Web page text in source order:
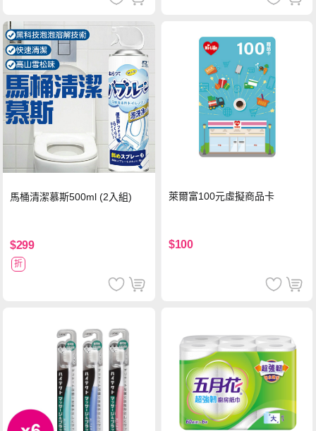
馬桶清潔慕斯500ml (2入組)
$299
折
萊爾富100元虛擬商品卡
$100